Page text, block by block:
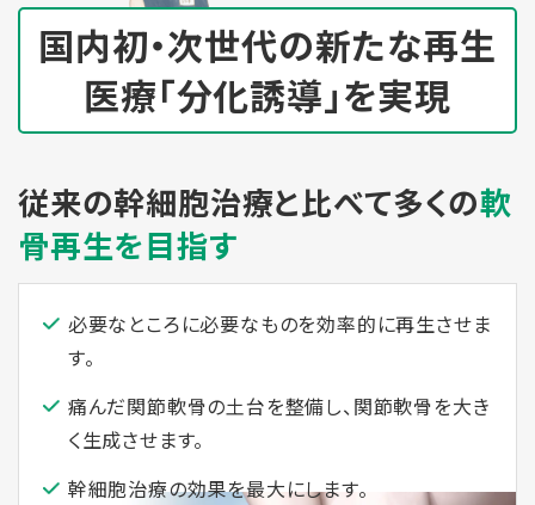
国内初・次世代の新たな再生
医療「分化誘導」を実現
従来の幹細胞治療と比べて多くの軟
骨再生を目指す
必要なところに必要なものを効率的に再生させま
す。
痛んだ関節軟⾻の⼟台を整備し、関節軟⾻を⼤き
く生成させます。
幹細胞治療の効果を最⼤にします。